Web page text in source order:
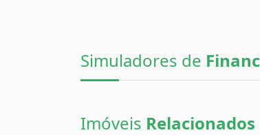
Simuladores de
Imóveis Relacionados